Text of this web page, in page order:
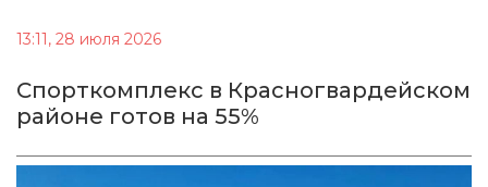
13:11, 28 июля 2026
Спорткомплекс в Красногвардейском
районе готов на 55%